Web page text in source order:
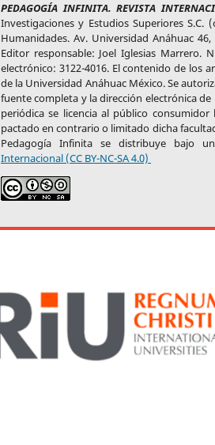
PEDAGOGÍA INFINITA. REVISTA
Investigaciones y Estudios Superiores
Humanidades. Av. Universidad Anáhuac
Editor responsable: Joel Iglesias Marrero.
electrónico: 3122-4016. El contenido de los
de la Universidad Anáhuac México. Se
fuente completa y la dirección electrónica
periódica se licencia al público
pactado en contrario o limitado dicha
Pedagogía Infinita se distribuye bajo
Internacional (CC BY-NC-SA 4.0)